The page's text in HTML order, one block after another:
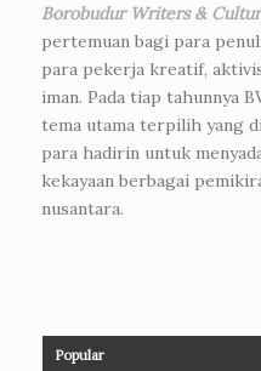
Borobudur Writers &
pertemuan bagi para
para pekerja kreatif,
iman. Pada tiap tahunnya
tema utama terpilih yang
para hadirin untuk
kekayaan berbagai
nusantara.
Popular